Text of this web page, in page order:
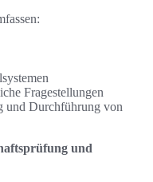
Fragestellungen
und Durchführung von
und